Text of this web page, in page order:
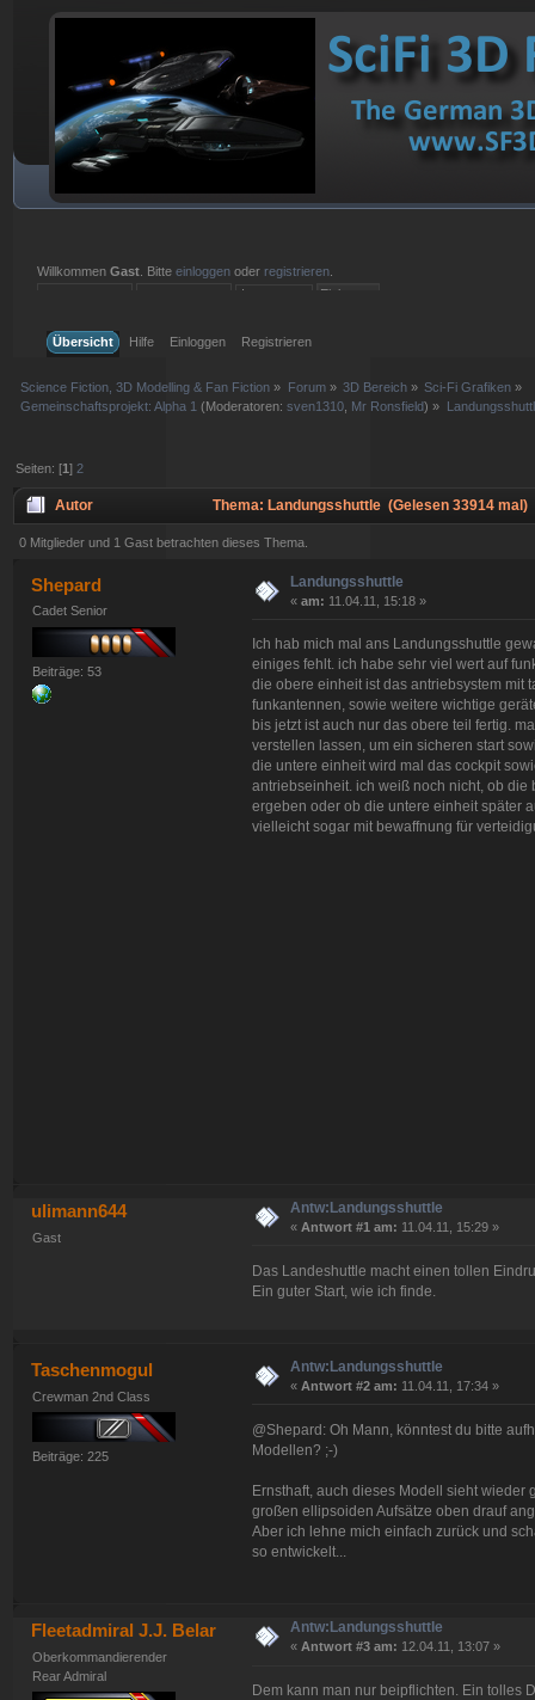
WillkommenGast . Bitteeinloggen oder registrieren
Übersicht
Hilfe Einloggen Registrieren
Science Fiction, 3D Modelling & Fan Fiction » Forum» 3D Bereich » Sci-Fi Grafiken »
Gemeinschaftsprojekt: Alpha 1 (Moderatoren:sven1310 Mr Ronsfield) »
Seiten: [1] 2
Autor Thema: Landungsshuttle (Gelesen 33914 mal)
0 Mitglieder und 1 Gast betrachten dieses Thema.
Shepard
Cadet Senior
Beiträge: 53
Landungsshuttle
«am: 11.04.11, 15:18 »
Ich hab mich mal ans Landungsshuttle
einiges fehlt. ich habe sehr viel wert auf
die obere einheit ist das antriebsystem mit
funkantennen, sowie weitere wichtige
bis jetzt ist auch nur das obere teil fertig.
verstellen lassen, um ein sicheren start
die untere einheit wird mal das cockpit
antriebseinheit. ich weiß noch nicht, ob
ergeben oder ob die untere einheit später
vielleicht sogar mit bewaffnung für
ulimann644
Gast
Antw:Landungsshuttle
« Antwort #1 am: 11.04.11, 15:29 »
Das Landeshuttle macht einen tollen
Ein guter Start, wie ich finde.
Taschenmogul
Crewman 2nd Class
Beiträge: 225
Antw:Landungsshuttle
« Antwort #2 am: 11.04.11, 17:34 »
@Shepard: Oh Mann, könntest du bitte
Modellen? ;-)
Ernsthaft, auch dieses Modell sieht
großen ellipsoiden Aufsätze oben drauf
Aber ich lehne mich einfach zurück und
so entwickelt...
Fleetadmiral J.J. Belar
Oberkommandierender
Rear Admiral
Antw:Landungsshuttle
« Antwort #3 am: 12.04.11, 13:07 »
Dem kann man nur beipflichten. Ein tolles